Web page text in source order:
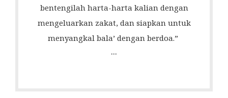
bentengilah harta-harta kalian dengan
mengeluarkan zakat, dan siapkan untuk
menyangkal bala’ dengan berdoa.”
...